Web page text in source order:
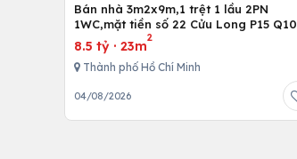
Bán nhà 3m2x9m,1 trệt 1 lầu 2PN
1WC,mặt tiền số 22 Cửu Long P15 Q10
8.5 tỷ · 23m
2
Thành phố Hồ Chí Minh
04/08/2026